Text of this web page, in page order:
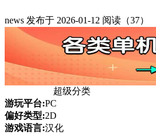
news 发布于 2026-01-12 阅读（37）
超级分类
游玩平台:PC
偏好类型:2D
游戏语言:汉化